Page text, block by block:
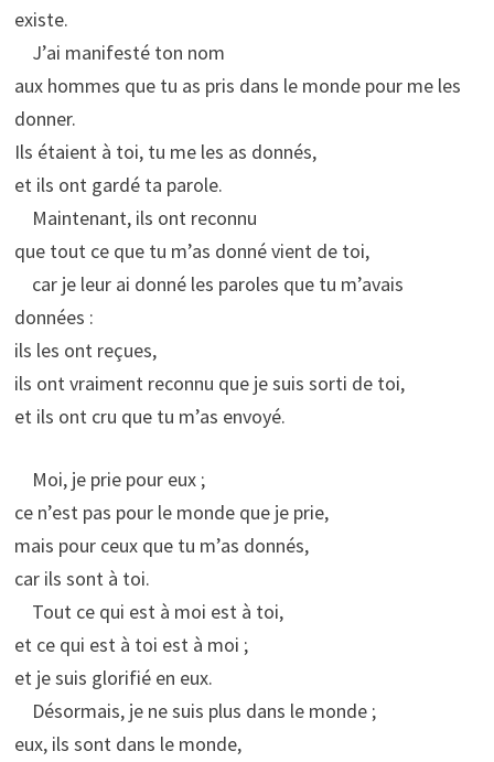
existe.
J’ai manifesté ton nom
aux hommes que tu as pris dans le monde pour me les
donner.
Ils étaient à toi, tu me les as donnés,
et ils ont gardé ta parole.
Maintenant, ils ont reconnu
que tout ce que tu m’as donné vient de toi,
car je leur ai donné les paroles que tu m’avais
données :
ils les ont reçues,
ils ont vraiment reconnu que je suis sorti de toi,
et ils ont cru que tu m’as envoyé.
Moi, je prie pour eux ;
ce n’est pas pour le monde que je prie,
mais pour ceux que tu m’as donnés,
car ils sont à toi.
Tout ce qui est à moi est à toi,
et ce qui est à toi est à moi ;
et je suis glorifié en eux.
Désormais, je ne suis plus dans le monde ;
eux, ils sont dans le monde,